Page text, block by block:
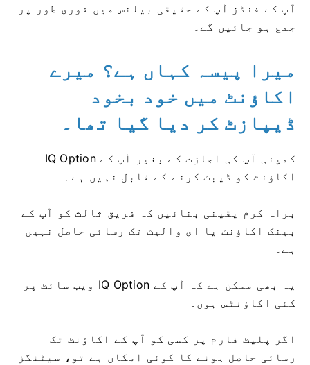
آپ کے فنڈز آپ کے حقیقی بیلنس میں فوری طور پر
جمع ہو جائیں گے۔
میرا پیسہ کہاں ہے؟ میرے
اکاؤنٹ میں خود بخود
ڈیپازٹ کر دیا گیا تھا۔
IQ Option کمپنی آپ کی اجازت کے بغیر آپ کے
اکاؤنٹ کو ڈیبٹ کرنے کے قابل نہیں ہے۔
براہ کرم یقینی بنائیں کہ فریق ثالث کو آپ کے
بینک اکاؤنٹ یا ای والیٹ تک رسائی حاصل نہیں
ہے۔
یہ بھی ممکن ہے کہ آپ کے IQ Option ویب سائٹ پر
کئی اکاؤنٹس ہوں۔
اگر پلیٹ فارم پر کسی کو آپ کے اکاؤنٹ تک
رسائی حاصل ہونے کا کوئی امکان ہے تو، سیٹنگز